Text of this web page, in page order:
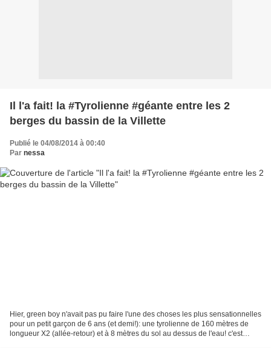
Il l'a fait! la #Tyrolienne #géante entre les 2
berges du bassin de la Villette
Publié le 04/08/2014 à 00:40
Par nessa
Hier, green boy n'avait pas pu faire l'une des choses les plus sensationnelles
pour un petit garçon de 6 ans (et demi!): une tyrolienne de 160 mètres de
longueur X2 (allée-retour) et à 8 mètres du sol au dessus de l'eau! c'est